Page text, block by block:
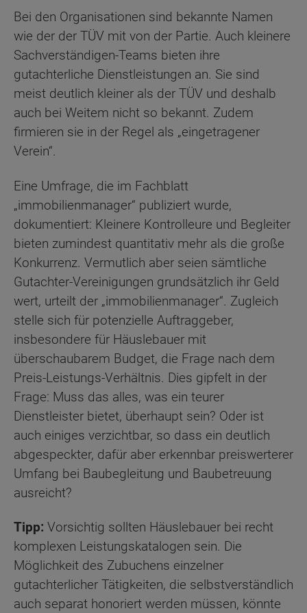
Bei den Organisationen sind bekannte Namen
wie der der TÜV mit von der Partie. Auch kleinere
Sachverständigen-Teams bieten ihre
gutachterliche Dienstleistungen an. Sie sind
meist deutlich kleiner als der TÜV und deshalb
auch bei Weitem nicht so bekannt. Zudem
firmieren sie in der Regel als „eingetragener
Verein“.
Eine Umfrage, die im Fachblatt
„immobilienmanager“ publiziert wurde,
dokumentiert: Kleinere Kontrolleure und Begleiter
bieten zumindest quantitativ mehr als die große
Konkurrenz. Vermutlich aber seien sämtliche
Gutachter-Vereinigungen grundsätzlich ihr Geld
wert, urteilt der „immobilienmanager“. Zugleich
stelle sich für potenzielle Auftraggeber,
insbesondere für Häuslebauer mit
überschaubarem Budget, die Frage nach dem
Preis-Leistungs-Verhältnis. Dies gipfelt in der
Frage: Muss das alles, was ein teurer
Dienstleister bietet, überhaupt sein? Oder ist
auch einiges verzichtbar, so dass ein deutlich
abgespeckter, dafür aber erkennbar preiswerterer
Umfang bei Baubegleitung und Baubetreuung
ausreicht?
Tipp: Vorsichtig sollten Häuslebauer bei recht
komplexen Leistungskatalogen sein. Die
Möglichkeit des Zubuchens einzelner
gutachterlicher Tätigkeiten, die selbstverständlich
auch separat honoriert werden müssen, könnte